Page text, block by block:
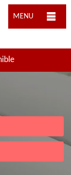
MENU